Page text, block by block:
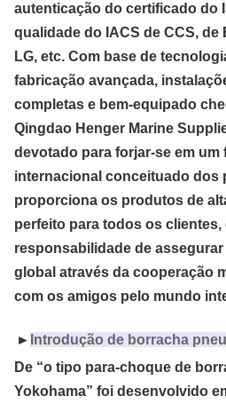
autenticação do certificado do
qualidade do IACS de CCS, de
LG, etc. Com base de
fabricação avançada,
completas e bem-equipado
Qingdao Henger Marine
devotado para forjar-se em
internacional conceituado dos
proporciona os produtos de
perfeito para todos os clientes,
responsabilidade de
global através da cooperação
com os amigos pelo mundo
► Introdução de borracha
De “o tipo para-choque de
Yokohama” foi desenvolvido